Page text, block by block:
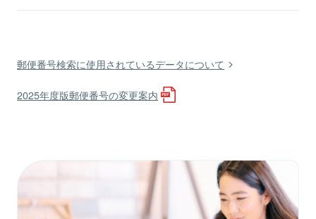
郵便番号検索に使用されているデータについて
2025年度版郵便番号の変更案内